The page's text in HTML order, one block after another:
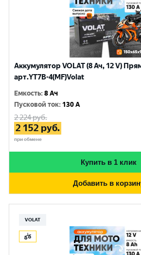
Аккумулятор VOLAT (8 Ач, 12 V)
арт.YT7B-4(MF)Volat
Емкость:8 Ач
Пусковой ток: 130 A
2 224руб.
2 152 руб.
при обмене
Купить в 1 клик
Добавить в
VOLAT